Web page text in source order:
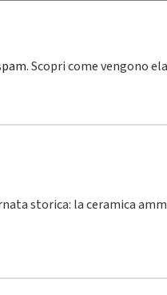
Scopri come vengono
storica: la ceramica